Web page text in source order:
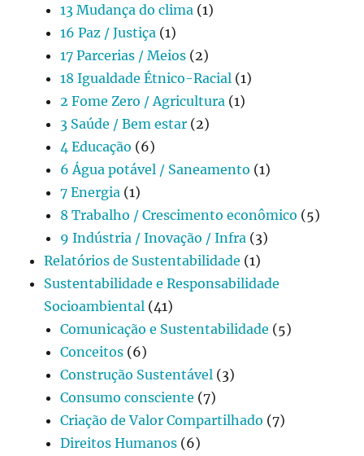
13 Mudança do clima (1)
16 Paz / Justiça (1)
17 Parcerias / Meios (2)
18 Igualdade Étnico-Racial (1)
2 Fome Zero / Agricultura (1)
3 Saúde / Bem estar (2)
4 Educação (6)
6 Água potável / Saneamento (1)
7 Energia (1)
8 Trabalho / Crescimento econômico (5)
9 Indústria / Inovação / Infra (3)
Relatórios de Sustentabilidade (1)
Sustentabilidade e Responsabilidade
Socioambiental (41)
Comunicação e Sustentabilidade (5)
Conceitos (6)
Construção Sustentável (3)
Consumo consciente (7)
Criação de Valor Compartilhado (7)
Direitos Humanos (6)